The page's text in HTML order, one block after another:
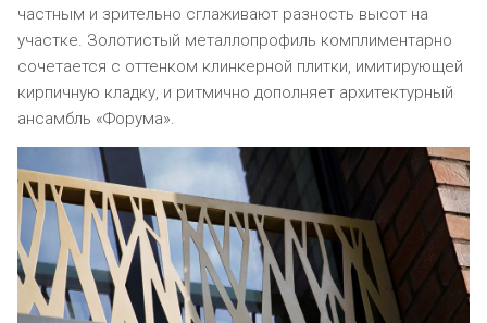
частным и зрительно сглаживают разность высот на
участке. Золотистый металлопрофиль комплиментарно
сочетается с оттенком клинкерной плитки, имитирующей
кирпичную кладку, и ритмично дополняет архитектурный
ансамбль «Форума».